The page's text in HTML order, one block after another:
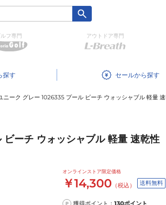
フ専門 アウトドア専門
セール
ニーク グレー 1026335 プール ビーチ ウォッシャブル 軽量
ーチ ウォッシャブル 軽量 速乾性
オンラインストア限定価格
￥14,300 （税込） 送料無料
P 獲得ポイント： 130ポイント